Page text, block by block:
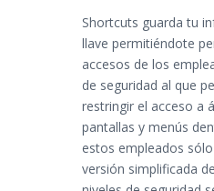
Shortcuts guarda tu
llave permitiéndote
accesos de los
de seguridad al que
restringir el acceso a
pantallas y menús
estos empleados
versión simplificada